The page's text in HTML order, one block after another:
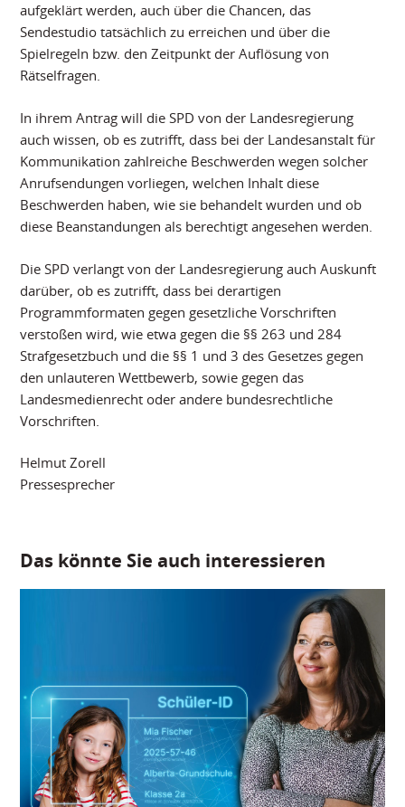
aufgeklärt werden, auch über die Chancen, das
Sendestudio tatsächlich zu erreichen und über die
Spielregeln bzw. den Zeitpunkt der Auflösung von
Rätselfragen.
In ihrem Antrag will die SPD von der Landesregierung
auch wissen, ob es zutrifft, dass bei der Landesanstalt für
Kommunikation zahlreiche Beschwerden wegen solcher
Anrufsendungen vorliegen, welchen Inhalt diese
Beschwerden haben, wie sie behandelt wurden und ob
diese Beanstandungen als berechtigt angesehen werden.
Die SPD verlangt von der Landesregierung auch Auskunft
darüber, ob es zutrifft, dass bei derartigen
Programmformaten gegen gesetzliche Vorschriften
verstoßen wird, wie etwa gegen die §§ 263 und 284
Strafgesetzbuch und die §§ 1 und 3 des Gesetzes gegen
den unlauteren Wettbewerb, sowie gegen das
Landesmedienrecht oder andere bundesrechtliche
Vorschriften.
Helmut Zorell
Pressesprecher
Das könnte Sie auch interessieren